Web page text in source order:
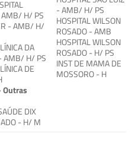
H/ PS
- AMB/ H/
DA
AMB/ H/ PS
DE
Outras
DIX
- H/ M
- AMB/ H/ PS
HOSPITAL WILSON
ROSADO - AMB
HOSPITAL WILSON
ROSADO - H/ PS
INST DE MAMA DE
MOSSORO - H